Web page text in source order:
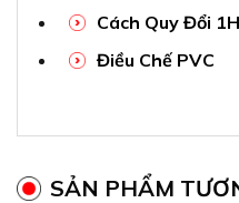
Cách Quy Đổi
Điều Chế PVC
SẢN PHẨM